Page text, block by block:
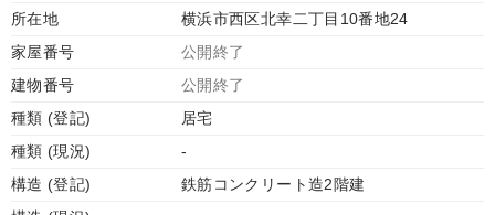
所在地
横浜市西区北幸二丁目10番地24
家屋番号
公開終了
建物番号
公開終了
種類 (登記)
居宅
種類 (現況)
-
構造 (登記)
鉄筋コンクリート造2階建